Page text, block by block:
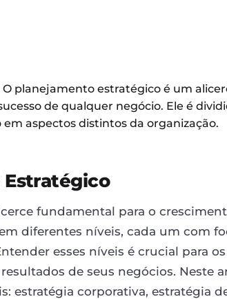
planejamento estratégico é um
de qualquer negócio. Ele é
aspectos distintos da organização.
fundamental para o
diferentes níveis, cada um com
esses níveis é crucial para
de seus negócios. Neste
estratégia corporativa, estratégia